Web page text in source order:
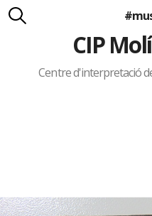
Suma't
Carlota Royo
Francesca Barcellona
CIP
Centre d'interpretació